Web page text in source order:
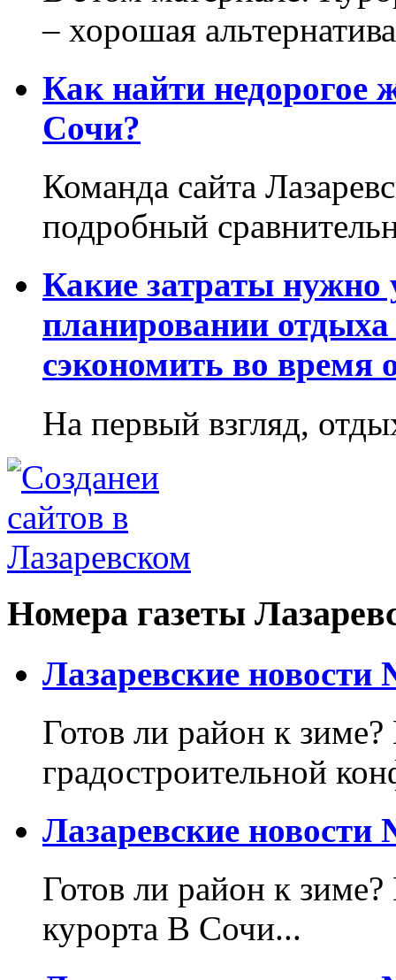
– хорошая
Как найти недорогое
Сочи?
Команда сайта
подробный
Какие затраты нужно
планировании
сэкономить во время
На первый взгляд,
Номера газеты
Лазаревские новости
Готов ли район к зиме?
градостроительной
Лазаревские новости
Готов ли район к
курорта В Сочи...